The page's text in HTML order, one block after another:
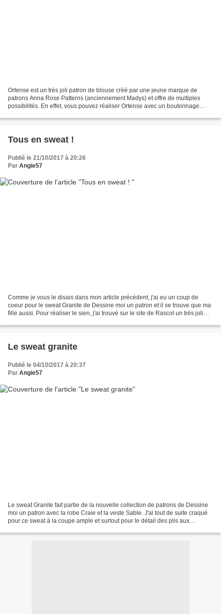
Ortense est un très joli patron de blouse créé par une jeune marque de
patrons Anna Rose Patterns (anciennement Madys) et offre de multiples
possibilités. En effet, vous pouvez réaliser Ortense avec un boutonnage
Tous en sweat !
Publié le 21/10/2017 à 20:26
Par Angie57
Comme je vous le disais dans mon article précédent, j'ai eu un coup de
coeur pour le sweat Granite de Dessine moi un patron et il se trouve que ma
fille aussi. Pour réaliser le sien, j'ai trouvé sur le site de Rascol un très joli
Le sweat granite
Publié le 04/10/2017 à 20:37
Par Angie57
Le sweat Granite fait partie de la nouvelle collection de patrons de Dessine
moi un patron avec la robe Craie et la veste Sable. J'ai tout de suite craqué
pour ce sweat à la coupe ample et surtout pour le détail des plis aux